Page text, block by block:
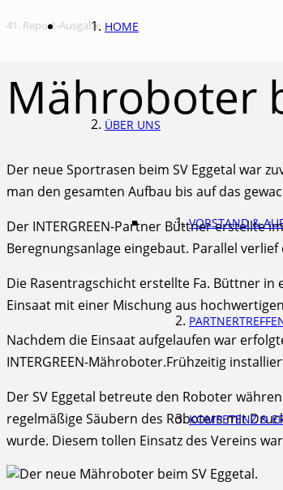
HOME
ÜBER UNS
VORSTAND &
KOMPETENZ &
41. Report-Ausgabe
Mähroboter
Der neue Sportrasen beim SV Eggetal war
man den gesamten Aufbau bis auf das
Der INTERGREEN-Partner Büttner erstellte
Beregnungsanlage eingebaut. Parallel
Die Rasentragschicht erstellte Fa. Büttner
Einsaat mit einer Mischung aus
Nachdem die Einsaat aufgelaufen war
INTERGREEN-Mähroboter.Frühzeitig
Der SV Eggetal betreute den Roboter
regelmäßige Säubern des Roboters mit
wurde. Diesem tollen Einsatz des Vereins